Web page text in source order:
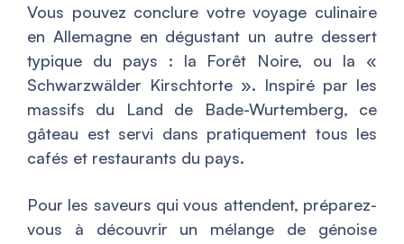
Vous pouvez conclure votre voyage culinaire
en Allemagne en dégustant un autre dessert
typique du pays : la Forêt Noire, ou la «
Schwarzwälder Kirschtorte ». Inspiré par les
massifs du Land de Bade-Wurtemberg, ce
gâteau est servi dans pratiquement tous les
cafés et restaurants du pays.
Pour les saveurs qui vous attendent, préparez-
vous à découvrir un mélange de génoise